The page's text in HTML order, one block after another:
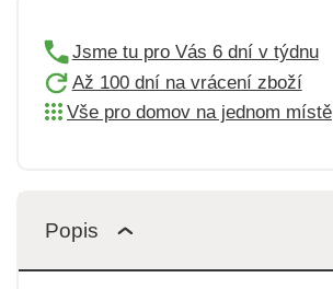
Jsme tu pro Vás 6 dní v týdnu
Až 100 dní na vrácení zboží
Vše pro domov na jednom místě
Popis